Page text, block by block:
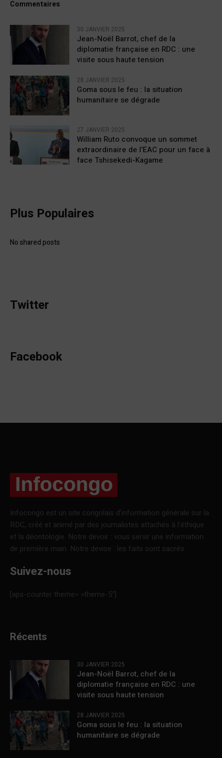
Commentaires
30 JANVIER 2025
Jean-Noël Barrot, chef de la
diplomatie française en RDC : une
visite sous haute tension
28 JANVIER 2025
Goma sous le feu : la situation
humanitaire se dégrade
27 JANVIER 2025
William Ruto convoque un sommet
extraordinaire de l’EAC pour un face à
face Tshisekedi-Kagame
Plus Populaires
No shared posts
Twitter
Facebook
Infocongo est un site congolais d’information générale sur la
RDC, créé et animé par des journalistes attachés à l’éthique
et la déontologie. Notre devoir : vous servir une information
de première main. Notre devise : les faits sont sacrés.
Suivez-nous
[aps-counter theme= »theme-5″]
Récents
30 JANVIER 2025
Jean-Noël Barrot, chef de la
diplomatie française en RDC : une
visite sous haute tension
28 JANVIER 2025
Goma sous le feu : la situation
humanitaire se dégrade